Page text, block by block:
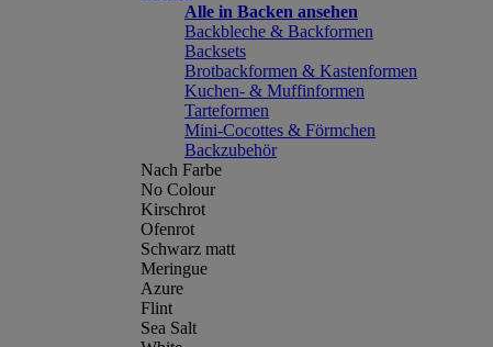
Alle in Backen ansehen
Backbleche & Backformen
Backsets
Brotbackformen & Kastenformen
Kuchen- & Muffinformen
Tarteformen
Mini-Cocottes & Förmchen
Backzubehör
Nach Farbe
No Colour
Kirschrot
Ofenrot
Schwarz matt
Meringue
Azure
Flint
Sea Salt